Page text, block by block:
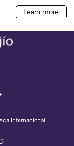
Internacional